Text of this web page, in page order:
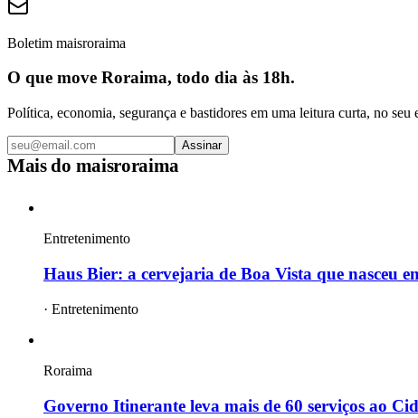
Boletim maisroraima
O que move Roraima, todo dia às 18h.
Política, economia, segurança e bastidores em uma leitura curta, no seu
Assinar
Mais do maisroraima
Entretenimento
Haus Bier: a cervejaria de Boa Vista que nasceu
· Entretenimento
Roraima
Governo Itinerante leva mais de 60 serviços ao